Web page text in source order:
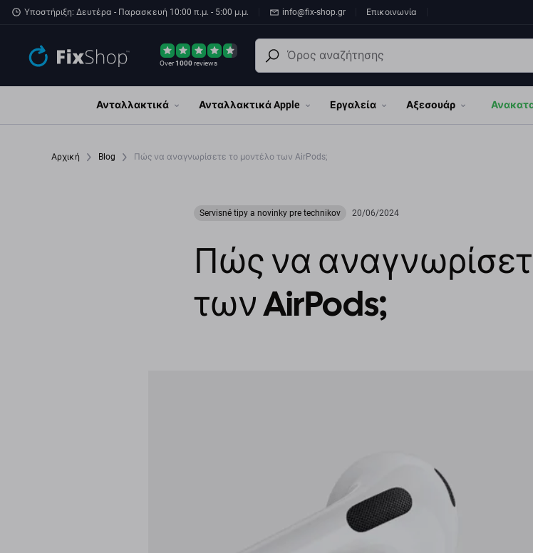
Παράβλεψη στο κύριο περιεχόμενο
Υποστήριξη: Δευτέρα - Παρασκευή 10:00 π.μ. - 5:00 μ.μ. info@fix-shop.gr Επικοινωνία
Over1000reviews
Ανταλλακτικά Ανταλλακτικά Apple Εργαλεία Αξεσουάρ
Αρχική Blog Πώς να αναγνωρίσετε το μοντέλο των AirPods;
Servisné tipy a novinky pre technikov 20/06/2024
Πώς να
των AirPods;